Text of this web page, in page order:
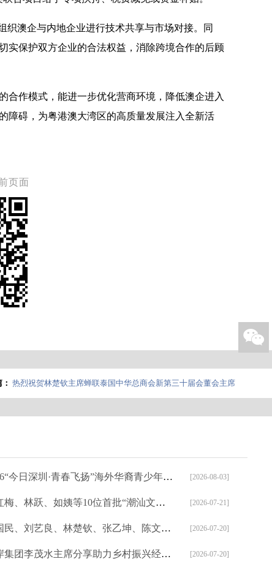
织澳企与内地企业进行技术共享与市场对接。同
实保护双方企业的合法权益，消除跨境合作的后顾
合作模式，能进一步优化营商环境，降低澳企进入
障碍，为粤港澳大湾区的高质量发展注入全新活
页面
热烈祝贺林楚钦主席蝉联泰国中华总商会新第三十届会董会主席
日深圳·青春飞扬”海外华裔青少年中文主题夏令营圆满举行 [2026-08-03]
林跃、如姨等10位首批“潮汕文旅推荐官”亮相，共绘烟火潮汕 [2026-07-21]
艺良、林楚钦、张乙坤、陈文雄、林辉勇、张钦伟、陈运金等出席第十一届世界华侨华人社团联谊大会 [2026-07-20]
李茂水主席分享助力乡村振兴经验|粤东海岸农商城参展深圳食博会备受瞩目 [2026-07-20]
